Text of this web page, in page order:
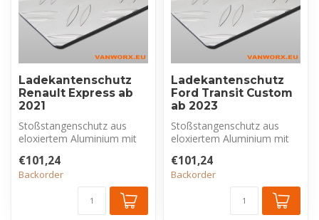
Ladekantenschutz
Renault Express ab
2021
Stoßstangenschutz aus
eloxiertem Aluminium mit
R...
€101,24
Backorder
Ladekantenschutz
Ford Transit Custom
ab 2023
Stoßstangenschutz aus
eloxiertem Aluminium mit
F...
€101,24
Backorder